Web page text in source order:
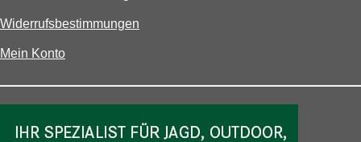
Widerrufsbestimmungen
Mein Konto